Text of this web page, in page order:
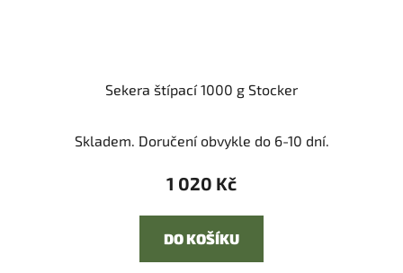
Sekera štípací 1000 g Stocker
Skladem. Doručení obvykle do 6-10 dní.
1 020 Kč
DO KOŠÍKU